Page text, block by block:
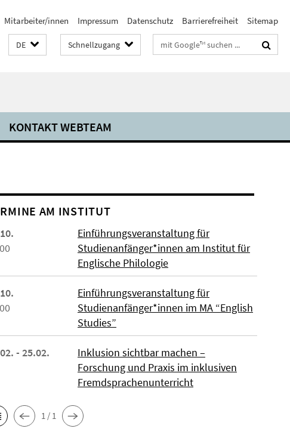
Mitarbeiter/innen Impressum Datenschutz Barrierefreiheit Sitemap
DE Schnellzugang Suchbegriffe
KONTAKT WEBTEAM
AM INSTITUT
Einführungsveranstaltung für
Studienanfänger*innen am Institut für
Englische Philologie
Einführungsveranstaltung für
Studienanfänger*innen im MA “English
Studies”
- 25.02.
Inklusion sichtbar machen –
Forschung und Praxis im inklusiven
Fremdsprachenunterricht
1 / 1